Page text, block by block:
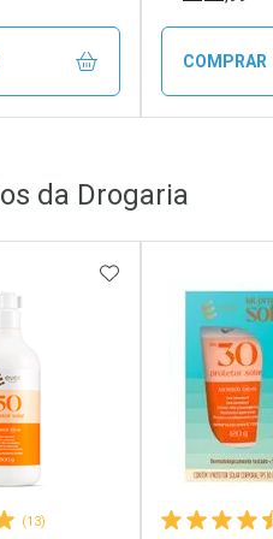
COMPRAR
Por
da Drogaria
(13)
ADICIONAR AOS